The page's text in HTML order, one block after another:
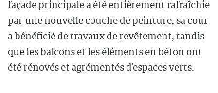
façade principale a été entièrement rafraîchie
par une nouvelle couche de peinture, sa cour
a bénéficié de travaux de revêtement, tandis
que les balcons et les éléments en béton ont
été rénovés et agrémentés d’espaces verts.